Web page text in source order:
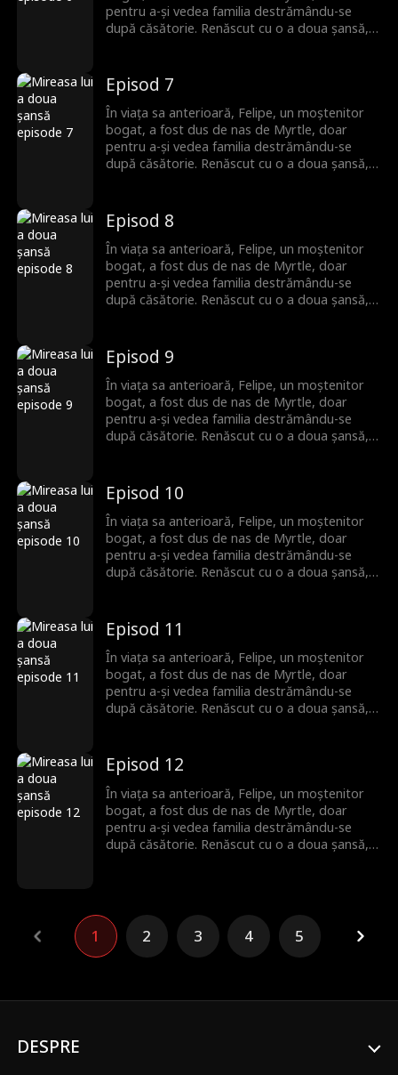
pentru a-și vedea familia destrămându-se
după căsătorie. Renăscut cu o a doua șansă,
întâlnit-o niciodată. Dar ceea ce Felipe nu știe
este că această femeie misterioasă nu îi este
deloc străină. Ei au împărtășit o amintire
frumoasă și uitată din copilărie.
Episod 7
În viața sa anterioară, Felipe, un moștenitor
bogat, a fost dus de nas de Myrtle, doar
pentru a-și vedea familia destrămându-se
după căsătorie. Renăscut cu o a doua șansă,
întâlnit-o niciodată. Dar ceea ce Felipe nu știe
este că această femeie misterioasă nu îi este
deloc străină. Ei au împărtășit o amintire
frumoasă și uitată din copilărie.
Episod 8
În viața sa anterioară, Felipe, un moștenitor
bogat, a fost dus de nas de Myrtle, doar
pentru a-și vedea familia destrămându-se
după căsătorie. Renăscut cu o a doua șansă,
întâlnit-o niciodată. Dar ceea ce Felipe nu știe
este că această femeie misterioasă nu îi este
deloc străină. Ei au împărtășit o amintire
frumoasă și uitată din copilărie.
Episod 9
În viața sa anterioară, Felipe, un moștenitor
bogat, a fost dus de nas de Myrtle, doar
pentru a-și vedea familia destrămându-se
după căsătorie. Renăscut cu o a doua șansă,
întâlnit-o niciodată. Dar ceea ce Felipe nu știe
este că această femeie misterioasă nu îi este
deloc străină. Ei au împărtășit o amintire
frumoasă și uitată din copilărie.
Episod 10
În viața sa anterioară, Felipe, un moștenitor
bogat, a fost dus de nas de Myrtle, doar
pentru a-și vedea familia destrămându-se
după căsătorie. Renăscut cu o a doua șansă,
întâlnit-o niciodată. Dar ceea ce Felipe nu știe
este că această femeie misterioasă nu îi este
deloc străină. Ei au împărtășit o amintire
frumoasă și uitată din copilărie.
Episod 11
În viața sa anterioară, Felipe, un moștenitor
bogat, a fost dus de nas de Myrtle, doar
pentru a-și vedea familia destrămându-se
după căsătorie. Renăscut cu o a doua șansă,
întâlnit-o niciodată. Dar ceea ce Felipe nu știe
este că această femeie misterioasă nu îi este
deloc străină. Ei au împărtășit o amintire
frumoasă și uitată din copilărie.
Episod 12
În viața sa anterioară, Felipe, un moștenitor
bogat, a fost dus de nas de Myrtle, doar
pentru a-și vedea familia destrămându-se
după căsătorie. Renăscut cu o a doua șansă,
este că această femeie misterioasă nu îi este
deloc străină. Ei au împărtășit o amintire
frumoasă și uitată din copilărie.
1 2 3 4 5
DESPRE